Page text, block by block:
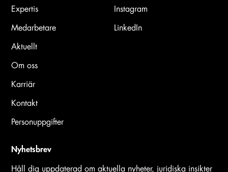
Expertis
Medarbetare
Aktuellt
Om oss
Karriär
Kontakt
Personuppgifter
Instagram
LinkedIn
Nyhetsbrev
Håll dig uppdaterad om aktuella nyheter, juridiska insikter